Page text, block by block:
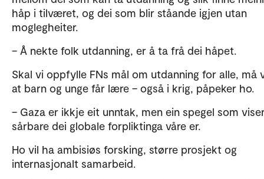
håp i tilværet, og dei som blir ståande igjen utan
moglegheiter.
– Å nekte folk utdanning, er å ta frå dei håpet.
Skal vi oppfylle FNs mål om utdanning for alle, må
at barn og unge får lære – også i krig, påpeker ho.
– Gaza er ikkje eit unntak, men ein spegel som
sårbare dei globale forpliktinga våre er.
Ho vil ha ambisiøs forsking, større prosjekt og
internasjonalt samarbeid.